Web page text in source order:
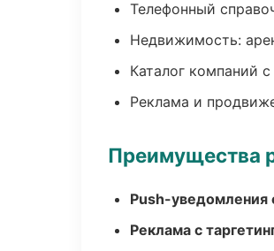
Телефонный
Недвижимость:
Каталог компаний
Реклама и
Преимущества
Push-
Реклама с